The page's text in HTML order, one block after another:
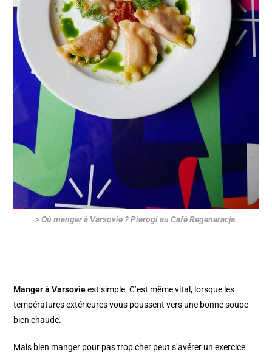
> Où manger à Varsovie ? Pierogi au Café Regeneracja.
Manger à Varsovieest simple. C’est même vital, lorsque les
températures extérieures vous poussent vers une bonne soupe
bien chaude.
Mais bien manger pour pas trop cher peut s’avérer un exercice